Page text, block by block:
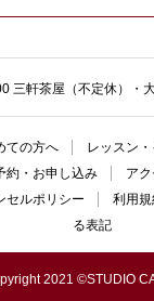
三軒茶屋（不定休）・
ての方へ レッスン・
約・お申し込み ア
セルポリシー 利用
る表記
2021 ©STUDIO